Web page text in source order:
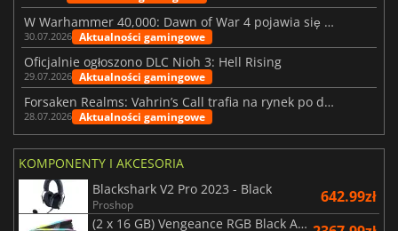
W Warhammer 40,000: Dawn of War 4 pojawia się frakcja Nekronów
30.07.2026 Aktualności gamingowe
Oficjalnie ogłoszono DLC Nioh 3: Hell Rising
29.07.2026 Aktualności gamingowe
Forsaken Realms: Vahrin’s Call trafia na rynek po dziesięciu latach prac
28.07.2026 Aktualności gamingowe
KOMPONENTY I AKCESORIA
Blackshark V2 Pro 2023 - Black
Proshop 642.99zł
(2 x 16 GB) Vengeance RGB Black AMD Expo 6000 MHz - CAS 30